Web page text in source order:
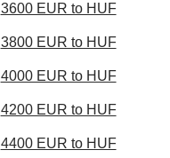
3600 EUR to HUF
3800 EUR to HUF
4000 EUR to HUF
4200 EUR to HUF
4400 EUR to HUF